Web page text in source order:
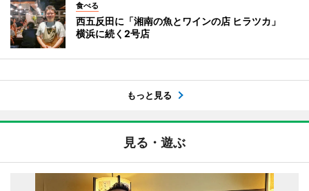
食べる
西五反田に「湘南の魚とワインの店 ヒラツカ」
横浜に続く2号店
もっと見る
見る・遊ぶ